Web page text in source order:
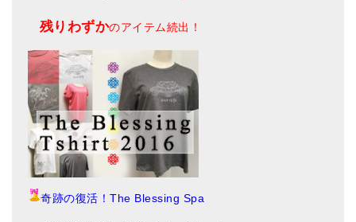
残りわずかのアイテム続出！
奇跡の復活！The Blessing Spa